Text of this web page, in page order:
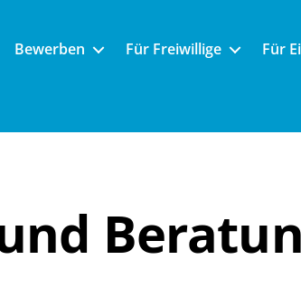
Bewerben Für Freiwillige Für